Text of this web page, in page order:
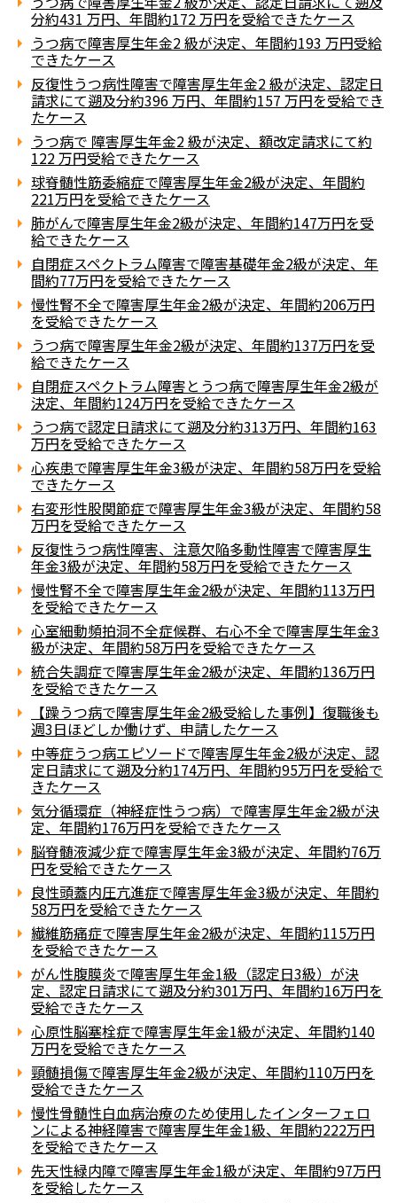
分約431 万円、年間約172 万円を受給できたケース
うつ病で障害厚生年金2 級が決定、年間約193 万円受給
できたケース
反復性うつ病性障害で障害厚生年金2 級が決定、認定日
請求にて遡及分約396 万円、年間約157 万円を受給でき
たケース
うつ病で 障害厚生年金2 級が決定、額改定請求にて約
122 万円受給できたケース
球脊髄性筋委縮症で障害厚生年金2級が決定、年間約
221万円を受給できたケース
肺がんで障害厚生年金2級が決定、年間約147万円を受
給できたケース
自閉症スペクトラム障害で障害基礎年金2級が決定、年
間約77万円を受給できたケース
慢性腎不全で障害厚生年金2級が決定、年間約206万円
を受給できたケース
うつ病で障害厚生年金2級が決定、年間約137万円を受
給できたケース
自閉症スペクトラム障害とうつ病で障害厚生年金2級が
決定、年間約124万円を受給できたケース
うつ病で認定日請求にて遡及分約313万円、年間約163
万円を受給できたケース
心疾患で障害厚生年金3級が決定、年間約58万円を受給
できたケース
右変形性股関節症で障害厚生年金3級が決定、年間約58
万円を受給できたケース
反復性うつ病性障害、注意欠陥多動性障害で障害厚生
年金3級が決定、年間約58万円を受給できたケース
慢性腎不全で障害厚生年金2級が決定、年間約113万円
を受給できたケース
心室細動頻拍洞不全症候群、右心不全で障害厚生年金3
級が決定、年間約58万円を受給できたケース
統合失調症で障害厚生年金2級が決定、年間約136万円
を受給できたケース
【躁うつ病で障害厚生年金2級受給した事例】復職後も
週3日ほどしか働けず、申請したケース
中等症うつ病エピソードで障害厚生年金2級が決定、認
定日請求にて遡及分約174万円、年間約95万円を受給で
きたケース
気分循環症（神経症性うつ病）で障害厚生年金2級が決
定、年間約176万円を受給できたケース
脳脊髄液減少症で障害厚生年金3級が決定、年間約76万
円を受給できたケース
良性頭蓋内圧亢進症で障害厚生年金3級が決定、年間約
58万円を受給できたケース
繊維筋痛症で障害厚生年金2級が決定、年間約115万円
を受給できたケース
がん性腹膜炎で障害厚生年金1級（認定日3級）が決
定、認定日請求にて遡及分約301万円、年間約16万円を
受給できたケース
心原性脳塞栓症で障害厚生年金1級が決定、年間約140
万円を受給できたケース
頸髄損傷で障害厚生年金2級が決定、年間約110万円を
受給できたケース
慢性骨髄性白血病治療のため使用したインターフェロ
ンによる神経障害で障害厚生年金1級、年間約222万円
を受給できたケース
先天性緑内障で障害厚生年金1級が決定、年間約97万円
を受給したケース